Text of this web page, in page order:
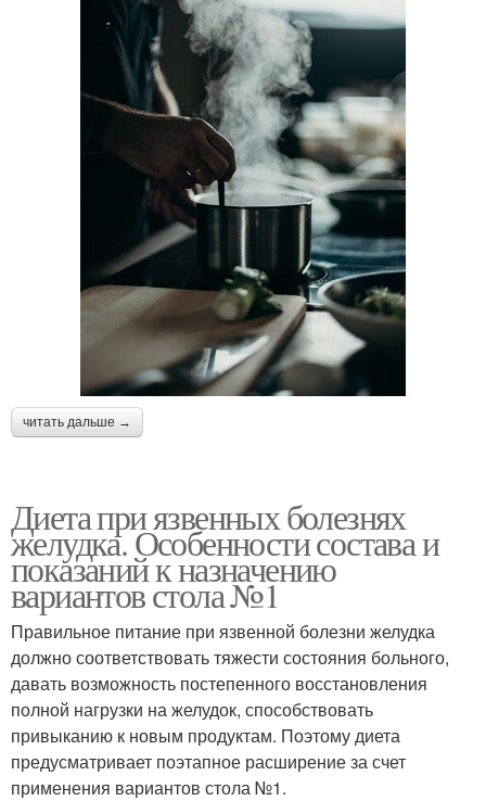
читать дальше →
Диета при язвенных болезнях
желудка. Особенности состава и
показаний к назначению
вариантов стола №1
Правильное питание при язвенной болезни желудка
должно соответствовать тяжести состояния больного,
давать возможность постепенного восстановления
полной нагрузки на желудок, способствовать
привыканию к новым продуктам. Поэтому диета
предусматривает поэтапное расширение за счет
применения вариантов стола №1.